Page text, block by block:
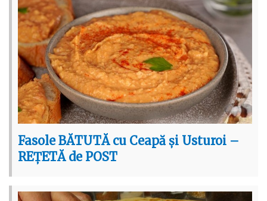
Fasole BĂTUTĂ cu Ceapă și Usturoi –
REȚETĂ de POST